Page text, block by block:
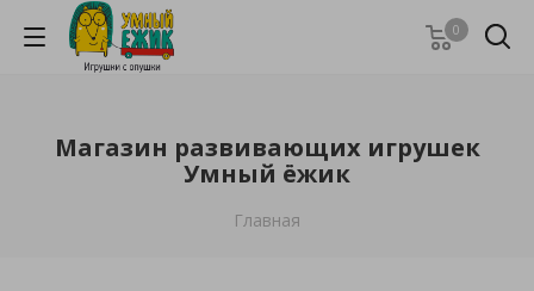
0
Магазин развивающих игрушек
Умный ёжик
Главная